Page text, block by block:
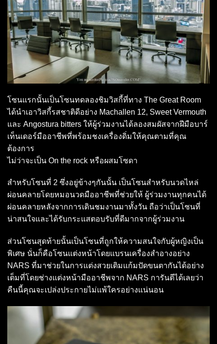
โซนแรกนั้นเป็นโซนทดลองชิมวิสกี้ที่ทาง The Great Room
ได้นำเอาวิสกี้รสชาติดีอย่าง Machallen 12, Sweet Vermouth
และ Angostura bitters ให้ผู้ร่วมงานได้ลองสมผัสจากฝีมือบาร์
เท็นเดอร์มืออาชีพที่พร้อมชงเครื่องดิ่มให้คุณตามที่คุณ
ต้องการ
ไม่ว่าจะเป็น On the rock หรือผสมโซดา
สำหรับโซนที่ 2 ซึ่งอยู่ข้างๆกันนั้น เป็นโซนสำหรับนวดไหล่
ผ่อนคลายโดยหมอนวดมืออาชีพที่ช่วยให้ ผู้ร่วมงานทุกคนได้
ผ่อนคลายหลังจากการเดินชมงานมาทั้งวัน ถือว่าเป็นโซนที่
น่าสนใจและได้รับกระแสตอบรับที่ดีมากจากผู้ร่วมงาน
ส่วนโซนสุดท้ายนั้นเป็นโซนที่ถูกให้ความสนใจกับผู้หญิงเป็น
พิเศษ นั่นก็คือโซนแต่งหน้าโดยแบรนเครื่องสำอางอย่าง
NARS ที่มาช่วยในการแต่งสวยเติมแก้มปัดขนตากันได้อย่าง
เต็มที่โดยช่างแต่งหน้ามืออาชีพจาก NARS การันตีได้เลยว่า
คืนนี้คุณจะเปล่งประกายไม่แพ้ใครอย่างแน่นอน